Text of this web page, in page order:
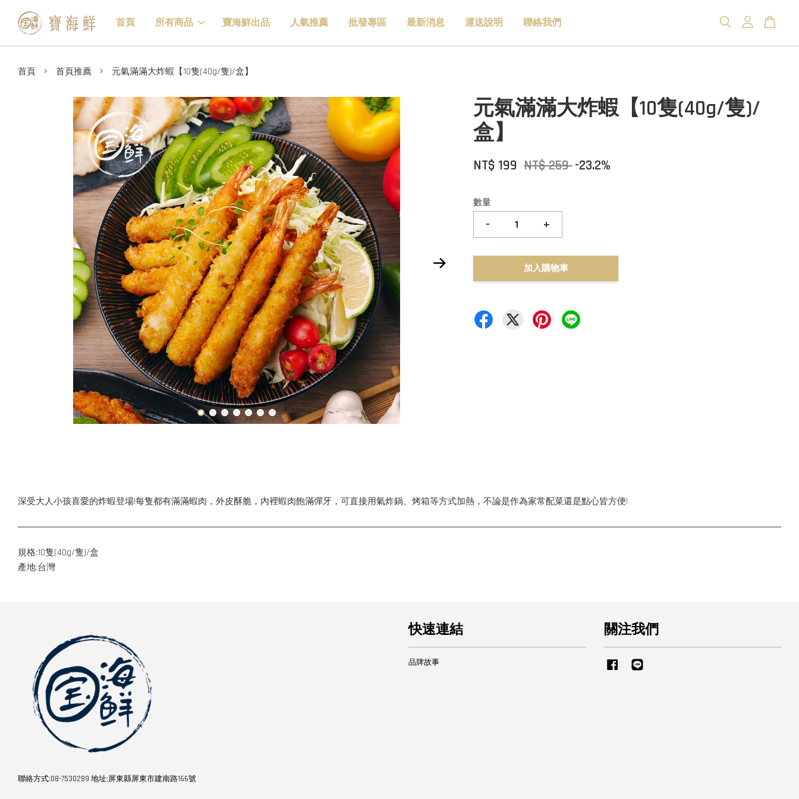
首頁 所有商品 寶海鮮出品 人氣推薦 批發專區 最新消息 運送說明 聯絡我們
首頁 › 首頁推薦 › 元氣滿滿大炸蝦【10隻(40g/隻)/盒】
元氣滿滿大炸蝦【10隻(40g/隻)/
盒】
NT$ 199 NT$ 259-23.2%
數量
- +
加入購物車
深受大人小孩喜愛的炸蝦登場!每隻都有滿滿蝦肉，外皮酥脆，內裡蝦肉飽滿彈牙，可直接用氣炸鍋、烤箱等方式加熱，不論是作為家常配菜還是點心皆方便!
規格:10隻(40g/隻)/盒
產地:台灣
聯絡方式:08-7530289 地址:屏東縣屏東市建南路166號
快速連結
品牌故事
關注我們
Facebook